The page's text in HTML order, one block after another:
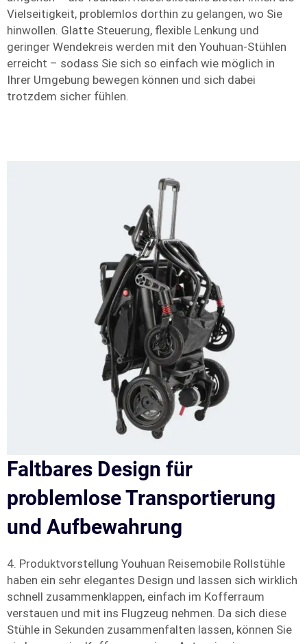
Vielseitigkeit, problemlos dorthin zu gelangen, wo Sie
hinwollen. Glatte Steuerung, flexible Lenkung und
geringer Wendekreis werden mit den Youhuan-Stühlen
erreicht – sodass Sie sich so einfach wie möglich in
Ihrer Umgebung bewegen können und sich dabei
trotzdem sicher fühlen.
Faltbares Design für
problemlose Transportierung
und Aufbewahrung
4. Produktvorstellung Youhuan Reisemobile Rollstühle
haben ein sehr elegantes Design und lassen sich wirklich
schnell zusammenklappen, einfach im Kofferraum
verstauen und mit ins Flugzeug nehmen. Da sich diese
Stühle in Sekunden zusammenfalten lassen, können Sie